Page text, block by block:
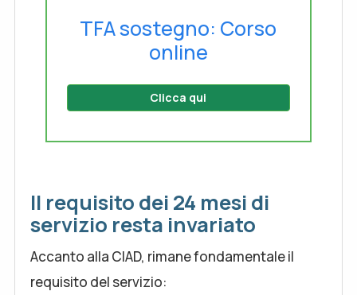
TFA sostegno: Corso
online
Clicca qui
Il requisito dei 24 mesi di
servizio resta invariato
Accanto alla CIAD, rimane fondamentale il
requisito del servizio: